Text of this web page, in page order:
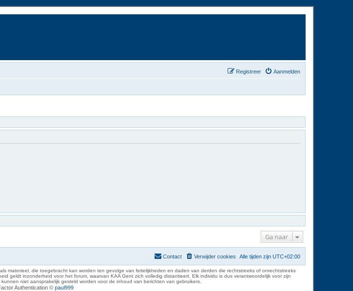
Aanmelden
Registreer
Ga naar
Alle tijden zijn UTC+02:00
Verwijder cookies
Contact
materieel, die toegebracht kan worden ten gevolge van feitelijkheden en daden van derden die rechtstreeks of onrechtstreeks
geldt inzonderheid voor het forum, waarvan KAA Gent zich volledig distantieert. Elk individu is dus verantwoordelijk voor zijn
niet aansprakelijk gesteld worden voor de inhoud van berichten van gebruikers.
Authentication © paul999